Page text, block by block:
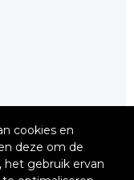
cookies en
deze om de
gebruik ervan